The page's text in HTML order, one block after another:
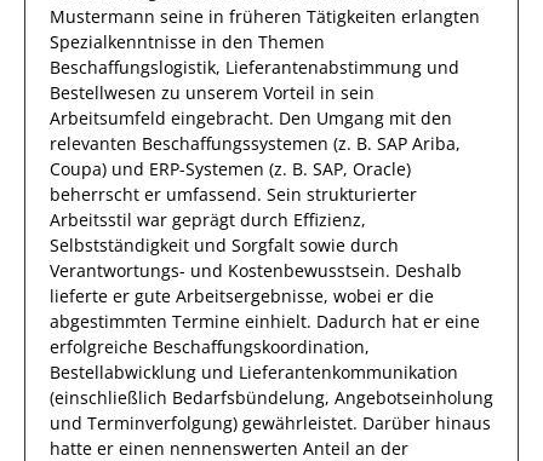
Mustermann seine in früheren Tätigkeiten erlangten
Spezialkenntnisse in den Themen
Beschaffungslogistik, Lieferantenabstimmung und
Bestellwesen zu unserem Vorteil in sein
Arbeitsumfeld eingebracht. Den Umgang mit den
relevanten Beschaffungssystemen (z. B. SAP Ariba,
Coupa) und ERP-Systemen (z. B. SAP, Oracle)
beherrscht er umfassend. Sein strukturierter
Arbeitsstil war geprägt durch Effizienz,
Selbstständigkeit und Sorgfalt sowie durch
Verantwortungs- und Kostenbewusstsein. Deshalb
lieferte er gute Arbeitsergebnisse, wobei er die
abgestimmten Termine einhielt. Dadurch hat er eine
erfolgreiche Beschaffungskoordination,
Bestellabwicklung und Lieferantenkommunikation
(einschließlich Bedarfsbündelung, Angebotseinholung
und Terminverfolgung) gewährleistet. Darüber hinaus
hatte er einen nennenswerten Anteil an der